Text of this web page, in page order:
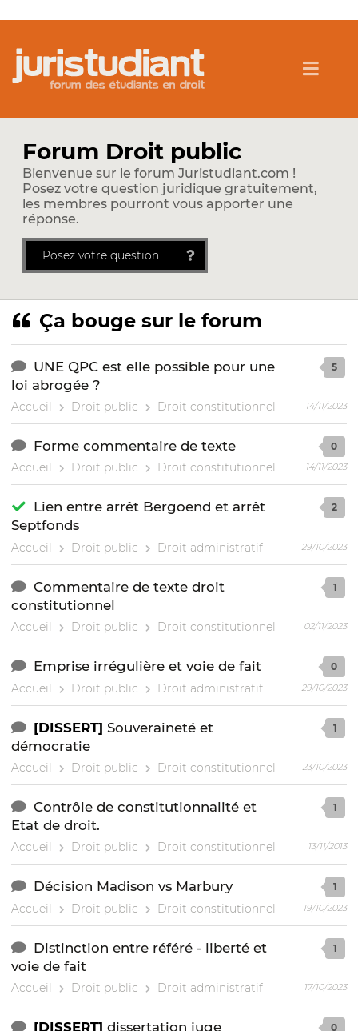
Forum Droit public
Bienvenue sur le forum Juristudiant.com !
Posez votre question juridique gratuitement,
les membres pourront vous apporter une
réponse.
Posez votre question
Ça bouge sur le forum
UNE QPC est elle possible pour une
loi abrogée ?
Accueil Droit public Droit constitutionnel
5
14/11/2023
Forme commentaire de texte
Accueil Droit public Droit constitutionnel
0
14/11/2023
Lien entre arrêt Bergoend et arrêt
Septfonds
Accueil Droit public Droit administratif
2
29/10/2023
Commentaire de texte droit
constitutionnel
Accueil Droit public Droit constitutionnel
1
02/11/2023
Emprise irrégulière et voie de fait
Accueil Droit public Droit administratif
0
29/10/2023
[DISSERT] Souveraineté et
démocratie
Accueil Droit public Droit constitutionnel
1
23/10/2023
Contrôle de constitutionnalité et
Etat de droit.
Accueil Droit public Droit constitutionnel
1
13/11/2013
Décision Madison vs Marbury
Accueil Droit public Droit constitutionnel
1
19/10/2023
Distinction entre référé - liberté et
voie de fait
Accueil Droit public Droit administratif
1
17/10/2023
[DISSERT] dissertation juge
0